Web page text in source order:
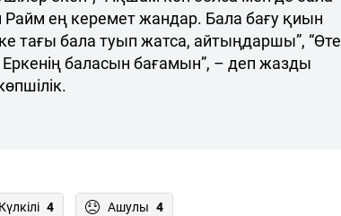
Райм ең керемет жандар. Бала бағу қиын
тағы бала туып жатса, айтыңдаршы”, “Өте
баласын бағамын”, – деп жазды
Күлкілі 4 Ашулы 4